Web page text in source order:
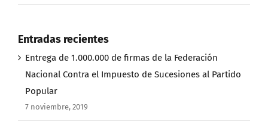
Entradas recientes
Entrega de 1.000.000 de firmas de la Federación
Nacional Contra el Impuesto de Sucesiones al Partido
Popular
7 noviembre, 2019